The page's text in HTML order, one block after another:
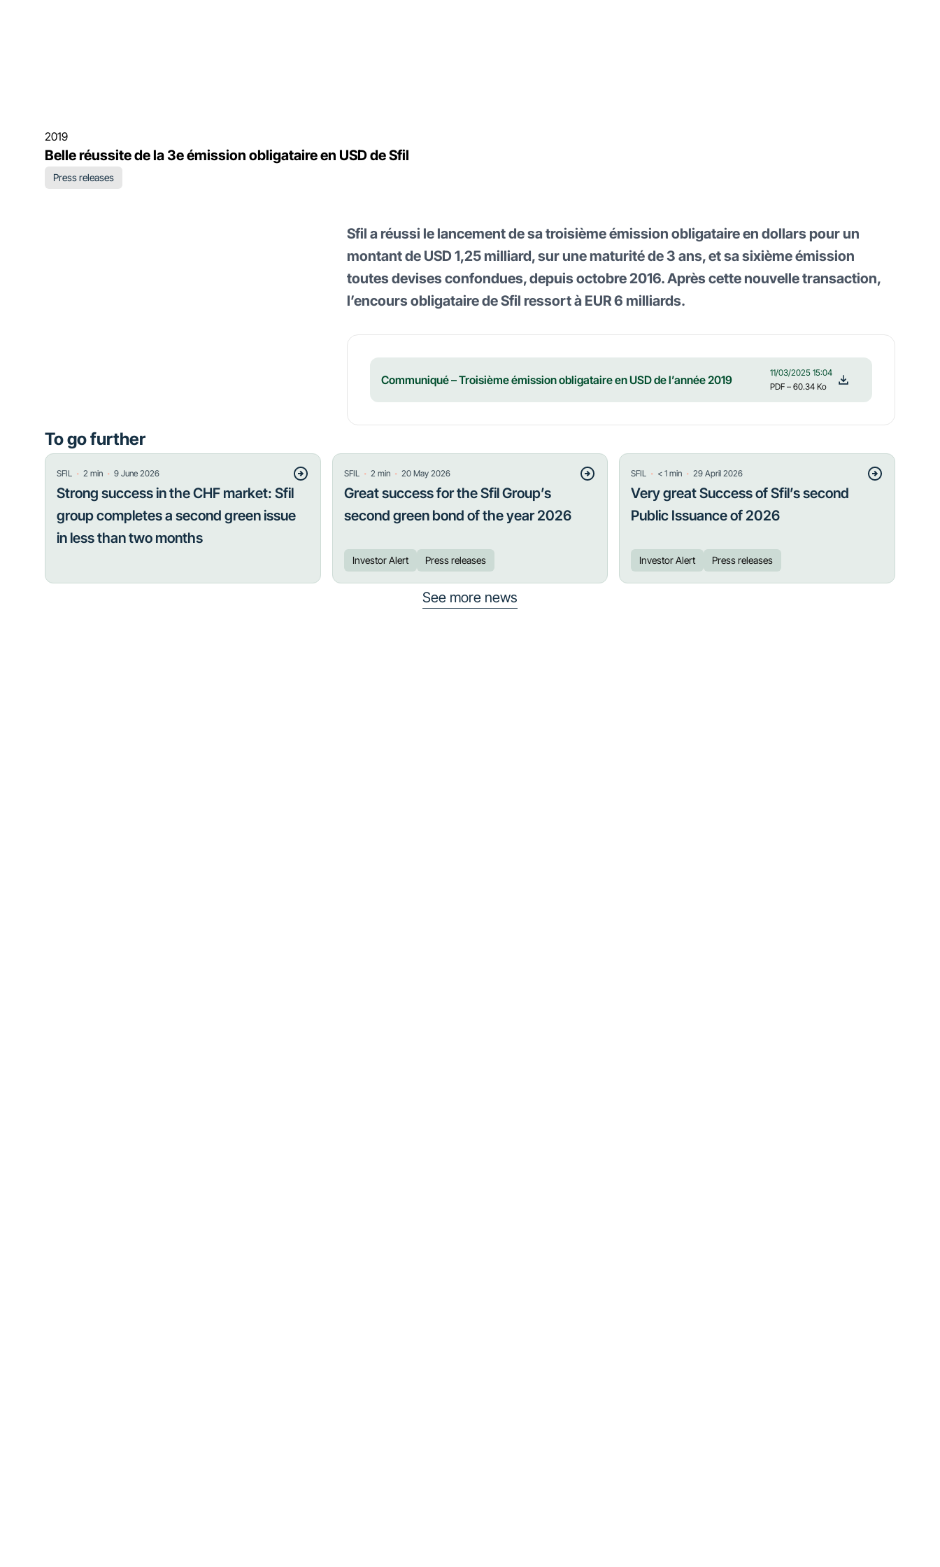
2019
Belle réussite de la 3e émission obligataire en USD de Sfil
Press releases
Sfil a réussi le lancement de sa troisième émission obligataire en dollars pour un
montant de USD 1,25 milliard, sur une maturité de 3 ans, et sa sixième émission
toutes devises confondues, depuis octobre 2016. Après cette nouvelle transaction,
l’encours obligataire de Sfil ressort à EUR 6 milliards.
Communiqué – Troisième émission obligataire en USD de l’année 2019
11/03/2025 15:04
PDF – 60.34 Ko
To go further
SFIL ・ 2 min ・ 9 June 2026
Strong success in the CHF market: Sfil
group completes a second green issue
in less than two months
SFIL・ 2 min・ 20 May 2026
Great success for the Sfil Group’s
second green bond of the year 2026
Investor Alert Press releases
SFIL ・ < 1 min ・29 April 2026
Very great Success of Sfil’s second
Public Issuance of 2026
Investor Alert Press releases
See more news